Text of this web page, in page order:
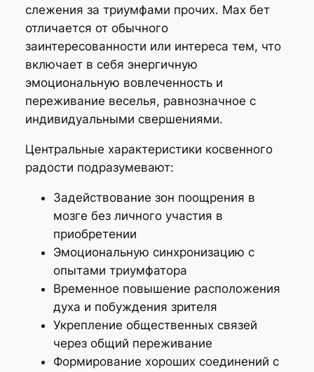
слежения за триумфами прочих. Мах бет
отличается от обычного
заинтересованности или интереса тем, что
включает в себя энергичную
эмоциональную вовлеченность и
переживание веселья, равнозначное с
индивидуальными свершениями.
Центральные характеристики косвенного
радости подразумевают:
Задействование зон поощрения в
мозге без личного участия в
приобретении
Эмоциональную синхронизацию с
опытами триумфатора
Временное повышение расположения
духа и побуждения зрителя
Укрепление общественных связей
через общий переживание
Формирование хороших соединений с